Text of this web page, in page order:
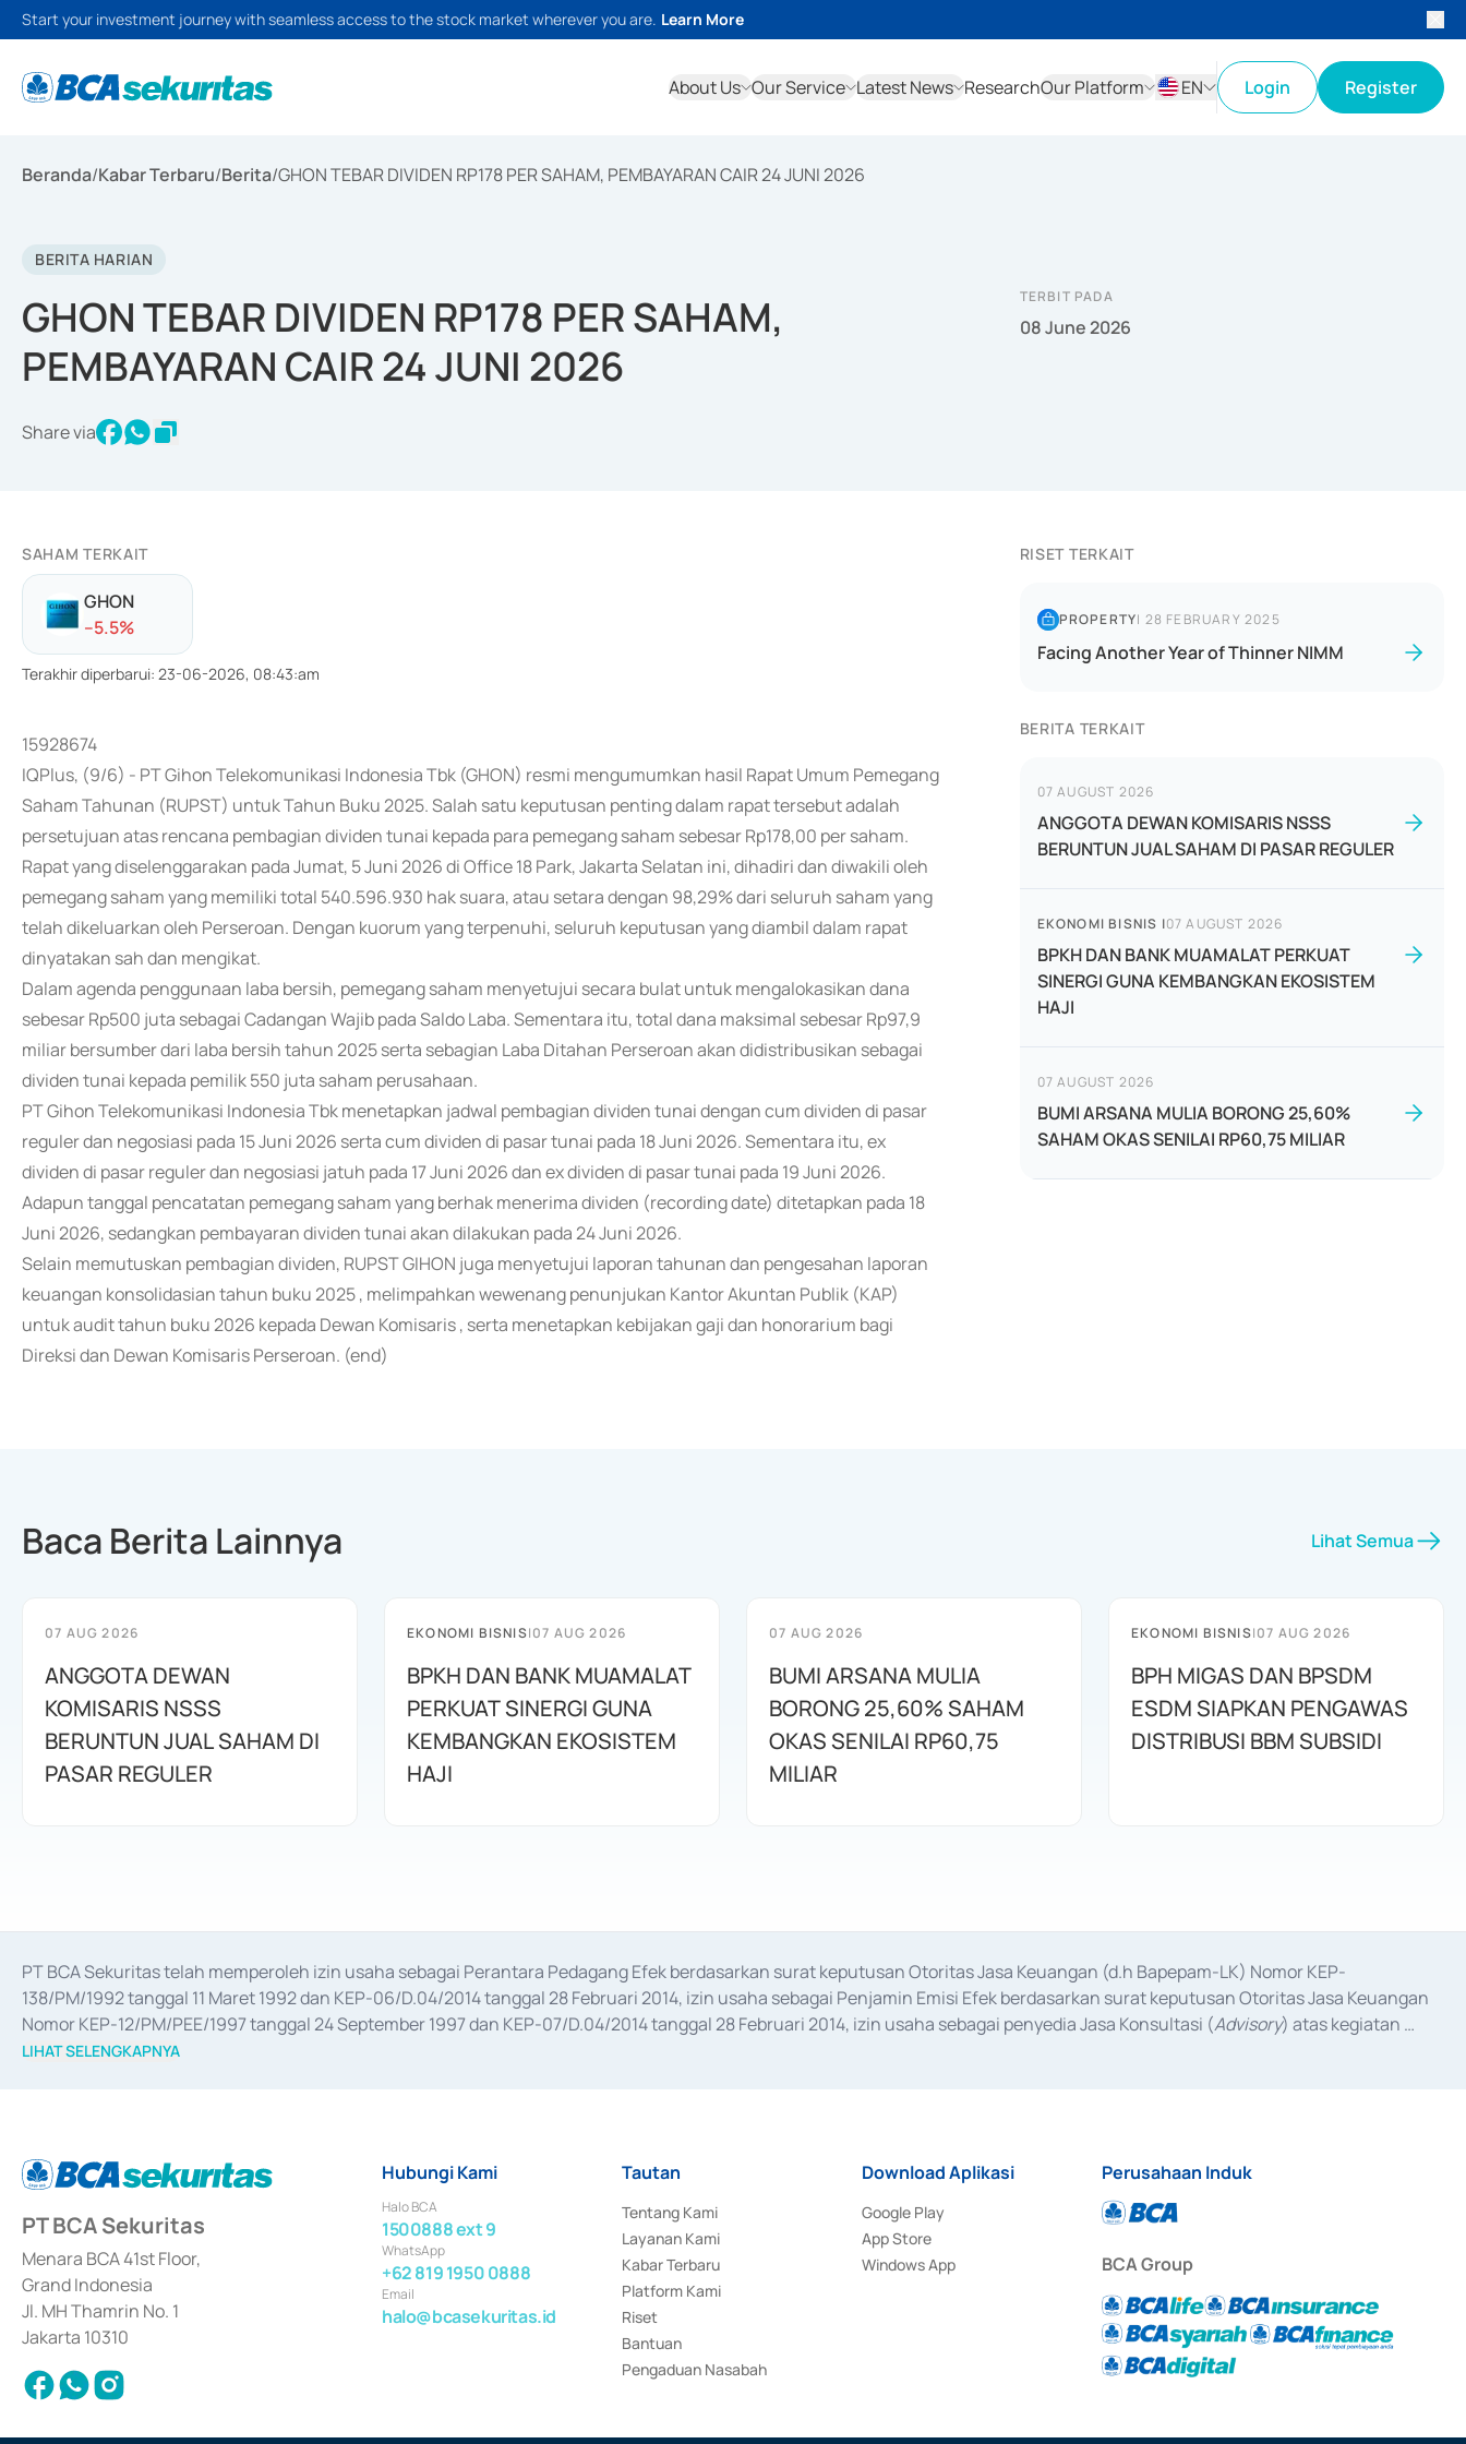
Start your investment journey with seamless access to the stock market wherever you are. Learn More
About Us Our Service Latest News ResearchOur Platform
EN
Login Register
Beranda/Kabar Terbaru/Berita/GHON TEBAR DIVIDEN RP178 PER SAHAM, PEMBAYARAN CAIR 24 JUNI 2026
BERITA HARIAN
GHON TEBAR DIVIDEN RP178 PER SAHAM,
PEMBAYARAN CAIR 24 JUNI 2026
Share via
TERBIT PADA
08 June 2026
SAHAM TERKAIT
GHON
--5.5%
Terakhir diperbarui: 23-06-2026, 08:43:am
15928674
IQPlus, (9/6) - PT Gihon Telekomunikasi Indonesia Tbk (GHON) resmi mengumumkan hasil Rapat Umum Pemegang
Saham Tahunan (RUPST) untuk Tahun Buku 2025. Salah satu keputusan penting dalam rapat tersebut adalah
persetujuan atas rencana pembagian dividen tunai kepada para pemegang saham sebesar Rp178,00 per saham.
Rapat yang diselenggarakan pada Jumat, 5 Juni 2026 di Office 18 Park, Jakarta Selatan ini, dihadiri dan diwakili oleh
pemegang saham yang memiliki total 540.596.930 hak suara, atau setara dengan 98,29% dari seluruh saham yang
telah dikeluarkan oleh Perseroan. Dengan kuorum yang terpenuhi, seluruh keputusan yang diambil dalam rapat
dinyatakan sah dan mengikat.
Dalam agenda penggunaan laba bersih, pemegang saham menyetujui secara bulat untuk mengalokasikan dana
sebesar Rp500 juta sebagai Cadangan Wajib pada Saldo Laba. Sementara itu, total dana maksimal sebesar Rp97,9
miliar bersumber dari laba bersih tahun 2025 serta sebagian Laba Ditahan Perseroan akan didistribusikan sebagai
dividen tunai kepada pemilik 550 juta saham perusahaan.
PT Gihon Telekomunikasi Indonesia Tbk menetapkan jadwal pembagian dividen tunai dengan cum dividen di pasar
reguler dan negosiasi pada 15 Juni 2026 serta cum dividen di pasar tunai pada 18 Juni 2026. Sementara itu, ex
dividen di pasar reguler dan negosiasi jatuh pada 17 Juni 2026 dan ex dividen di pasar tunai pada 19 Juni 2026.
Adapun tanggal pencatatan pemegang saham yang berhak menerima dividen (recording date) ditetapkan pada 18
Juni 2026, sedangkan pembayaran dividen tunai akan dilakukan pada 24 Juni 2026.
Selain memutuskan pembagian dividen, RUPST GIHON juga menyetujui laporan tahunan dan pengesahan laporan
keuangan konsolidasian tahun buku 2025 , melimpahkan wewenang penunjukan Kantor Akuntan Publik (KAP)
untuk audit tahun buku 2026 kepada Dewan Komisaris , serta menetapkan kebijakan gaji dan honorarium bagi
Direksi dan Dewan Komisaris Perseroan. (end)
RISET TERKAIT
PROPERTY| 28 FEBRUARY 2025
Facing Another Year of Thinner NIMM
BERITA TERKAIT
07 AUGUST 2026
ANGGOTA DEWAN KOMISARIS NSSS
BERUNTUN JUAL SAHAM DI PASAR REGULER
EKONOMI BISNIS |07 AUGUST 2026
BPKH DAN BANK MUAMALAT PERKUAT
SINERGI GUNA KEMBANGKAN EKOSISTEM
HAJI
07 AUGUST 2026
BUMI ARSANA MULIA BORONG 25,60%
SAHAM OKAS SENILAI RP60,75 MILIAR
Baca Berita Lainnya Lihat Semua
07 AUG 2026
ANGGOTA DEWAN
KOMISARIS NSSS
BERUNTUN JUAL SAHAM DI
PASAR REGULER
EKONOMI BISNIS|07 AUG 2026
BPKH DAN BANK MUAMALAT
PERKUAT SINERGI GUNA
KEMBANGKAN EKOSISTEM
HAJI
07 AUG 2026
BUMI ARSANA MULIA
BORONG 25,60% SAHAM
OKAS SENILAI RP60,75
MILIAR
EKONOMI BISNIS|07 AUG 2026
BPH MIGAS DAN BPSDM
ESDM SIAPKAN PENGAWAS
DISTRIBUSI BBM SUBSIDI
PT BCA Sekuritas telah memperoleh izin usaha sebagai Perantara Pedagang Efek berdasarkan surat keputusan Otoritas Jasa Keuangan (d.h Bapepam-LK) Nomor KEP-
138/PM/1992 tanggal 11 Maret 1992 dan KEP-06/D.04/2014 tanggal 28 Februari 2014, izin usaha sebagai Penjamin Emisi Efek berdasarkan surat keputusan Otoritas Jasa Keuangan
Nomor KEP-12/PM/PEE/1997 tanggal 24 September 1997 dan KEP-07/D.04/2014 tanggal 28 Februari 2014, izin usaha sebagai penyedia Jasa Konsultasi (Advisory) atas kegiatan
merger, akuisisi, divestasi, dan
LIHAT SELENGKAPNYA
PT BCA Sekuritas
Menara BCA 41st Floor,
Grand Indonesia
Jl. MH Thamrin No. 1
Jakarta 10310
Hubungi Kami
Halo BCA
1500888 ext 9
WhatsApp
+62 819 1950 0888
Email
halo@bcasekuritas.id
Tautan
Tentang Kami
Layanan Kami
Kabar Terbaru
Platform Kami
Riset
Bantuan
Pengaduan Nasabah
Download Aplikasi
Google Play
App Store
Windows App
Perusahaan Induk
BCA Group